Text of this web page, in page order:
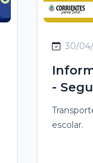
30/
-
escolar.